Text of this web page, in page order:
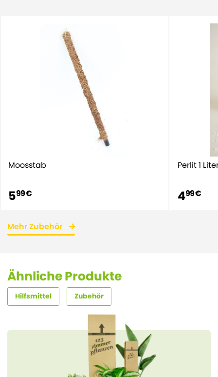
Moosstab
599 €
Perlit 1
499 €
Mehr Zubehör
Ähnliche Produkte
Hilfsmittel Zubehör